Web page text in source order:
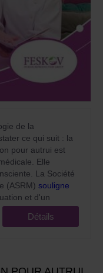
de la
ce qui suit : la
pour autrui est
Elle
La Société
(ASRM) souligne
et d'un
tous les
pour autrui
Détails